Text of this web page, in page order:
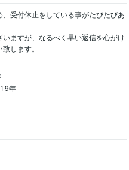
受付休止をしている事がたびたびあ
ますが、なるべく早い返信を心がけ
します。
年